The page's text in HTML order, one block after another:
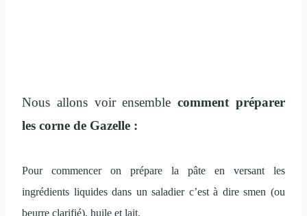
Nous allons voir ensemble comment préparer
les corne de Gazelle :
Pour commencer on prépare la pâte en versant les
ingrédients liquides dans un saladier c’est à dire smen (ou
beurre clarifié), huile et lait.